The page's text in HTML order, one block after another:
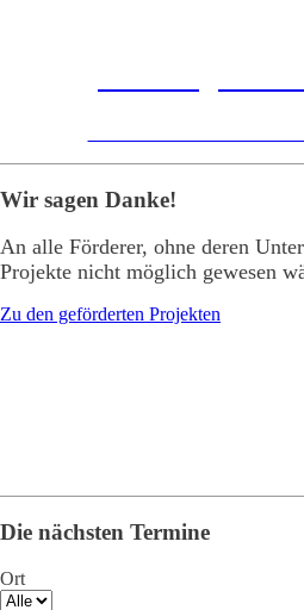
Wir sagen Danke!
An alle Förderer, ohne deren
Projekte nicht möglich gewesen
Zu den geförderten Projekten
Die nächsten Termine
Ort